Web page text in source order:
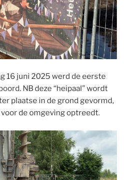
16 juni 2025 werd de eerste
NB deze “heipaal” wordt
plaatse in de grond gevormd,
de omgeving optreedt.